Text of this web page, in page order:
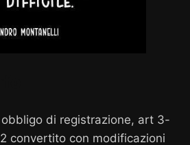
di registrazione, art 3-
convertito con modificazioni